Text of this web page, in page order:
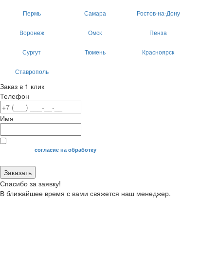
Пермь Самара Ростов-на-Дону
Воронеж Омск Пенза
Сургут Тюмень Красноярск
Ставрополь
Заказ в 1 клик
Телефон
Имя
Я даю своесогласие на обработку
Заказать
Спасибо за заявку!
В ближайшее время с вами свяжется наш менеджер.